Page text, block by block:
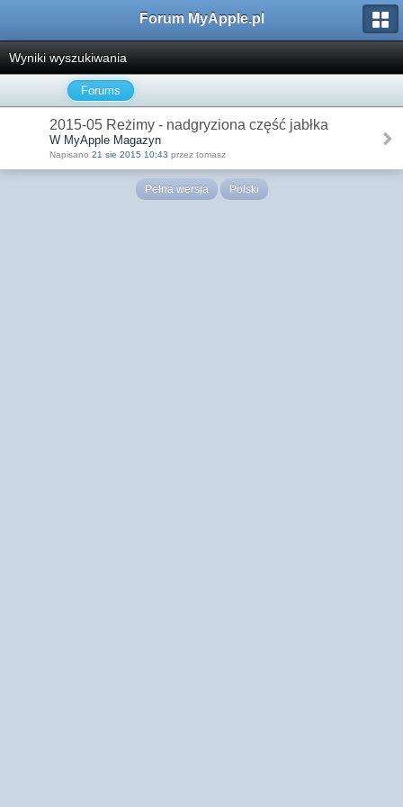
Forum MyApple.pl
Wyniki wyszukiwania
Forums
2015-05 Reżimy - nadgryziona część jabłka
W MyApple Magazyn
Napisano 21 sie 2015 10:43 przez tomasz
Pełna wersja Polski